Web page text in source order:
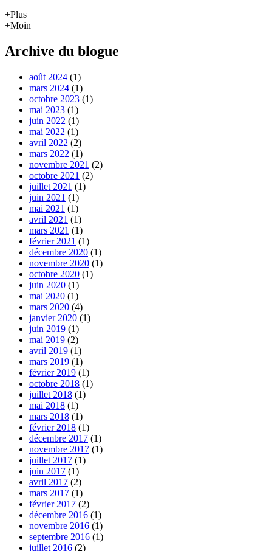
+Plus
+Moin
Archive du blogue
août 2024 (1)
mars 2024 (1)
octobre 2023 (1)
mai 2023 (1)
juin 2022 (1)
mai 2022 (1)
avril 2022 (2)
mars 2022 (1)
novembre 2021 (2)
octobre 2021 (2)
juillet 2021 (1)
juin 2021 (1)
mai 2021 (1)
avril 2021 (1)
mars 2021 (1)
février 2021 (1)
décembre 2020 (1)
novembre 2020 (1)
octobre 2020 (1)
juin 2020 (1)
mai 2020 (1)
mars 2020 (4)
janvier 2020 (1)
juin 2019 (1)
mai 2019 (2)
avril 2019 (1)
mars 2019 (1)
février 2019 (1)
octobre 2018 (1)
juillet 2018 (1)
mai 2018 (1)
mars 2018 (1)
février 2018 (1)
décembre 2017 (1)
novembre 2017 (1)
juillet 2017 (1)
juin 2017 (1)
avril 2017 (2)
mars 2017 (1)
février 2017 (2)
décembre 2016 (1)
novembre 2016 (1)
septembre 2016 (1)
juillet 2016 (2)